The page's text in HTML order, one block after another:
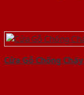
Cửa Gỗ Chống